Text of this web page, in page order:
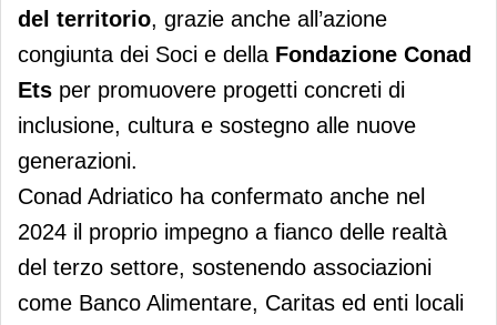
del territorio, grazie anche all’azione
congiunta dei Soci e della Fondazione Conad
Ets per promuovere progetti concreti di
inclusione, cultura e sostegno alle nuove
generazioni.
Conad Adriatico ha confermato anche nel
2024 il proprio impegno a fianco delle realtà
del terzo settore, sostenendo associazioni
come Banco Alimentare, Caritas ed enti locali